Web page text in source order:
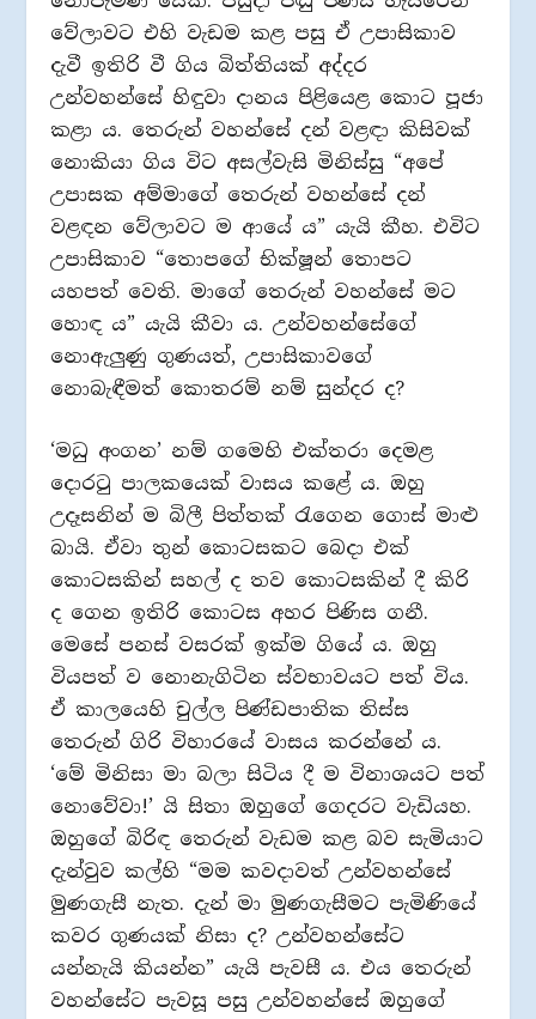
වේලාවට එහි වැඩම කළ පසු ඒ උපාසිකාව
දැවී ඉතිරි වී ගිය බිත්තියක් අද්දර
උන්වහන්සේ හිඳුවා දානය පිළියෙළ කොට පූජා
කළා ය. තෙරුන් වහන්සේ දන් වළඳා කිසිවක්
නොකියා ගිය විට අසල්වැසි මිනිස්සු “අපේ
උපාසක අම්මාගේ තෙරුන් වහන්සේ දන්
වළඳන වේලාවට ම ආයේ ය” යැයි කීහ. එවිට
උපාසිකාව “තොපගේ භික්ෂූන් තොපට
යහපත් වෙති. මාගේ තෙරුන් වහන්සේ මට
හොඳ ය” යැයි කීවා ය. උන්වහන්සේගේ
නොඇලුණු ගුණයත්, උපාසිකාවගේ
නොබැඳීමත් කොතරම් නම් සුන්දර ද?
‘මධු අංගන’ නම් ගමෙහි එක්තරා දෙමළ
දොරටු පාලකයෙක් වාසය කළේ ය. ඔහු
උදෑසනින් ම බිලී පිත්තක් රැගෙන ගොස් මාළු
බායි. ඒවා තුන් කොටසකට බෙදා එක්
කොටසකින් සහල් ද තව කොටසකින් දී කිරි
ද ගෙන ඉතිරි කොටස අහර පිණිස ගනී.
මෙසේ පනස් වසරක් ඉක්ම ගියේ ය. ඔහු
වියපත් ව නොනැගිටින ස්වභාවයට පත් විය.
ඒ කාලයෙහි චුල්ල පිණ්ඩපාතික තිස්ස
තෙරුන් ගිරි විහාරයේ වාසය කරන්නේ ය.
‘මේ මිනිසා මා බලා සිටිය දී ම විනාශයට පත්
නොවේවා!’ යි සිතා ඔහුගේ ගෙදරට වැඩියහ.
ඔහුගේ බිරිඳ තෙරුන් වැඩම කළ බව සැමියාට
දැන්වුව කල්හි “මම කවදාවත් උන්වහන්සේ
මුණගැසී නැත. දැන් මා මුණගැසීමට පැමිණියේ
කවර ගුණයක් නිසා ද? උන්වහන්සේට
යන්නැයි කියන්න” යැයි පැවසී ය. එය තෙරුන්
වහන්සේට පැවසූ පසු උන්වහන්සේ ඔහුගේ